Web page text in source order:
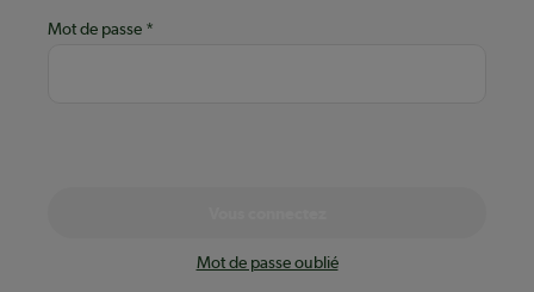
Mot de passe
Mot de passe oublié